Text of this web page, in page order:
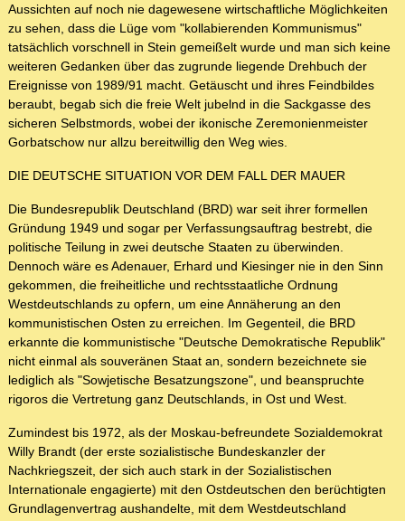
Aussichten auf noch nie dagewesene wirtschaftliche Möglichkeiten
zu sehen, dass die Lüge vom "kollabierenden Kommunismus"
tatsächlich vorschnell in Stein gemeißelt wurde und man sich keine
weiteren Gedanken über das zugrunde liegende Drehbuch der
Ereignisse von 1989/91 macht. Getäuscht und ihres Feindbildes
beraubt, begab sich die freie Welt jubelnd in die Sackgasse des
sicheren Selbstmords, wobei der ikonische Zeremonienmeister
Gorbatschow nur allzu bereitwillig den Weg wies.
DIE DEUTSCHE SITUATION VOR DEM FALL DER MAUER
Die Bundesrepublik Deutschland (BRD) war seit ihrer formellen
Gründung 1949 und sogar per Verfassungsauftrag bestrebt, die
politische Teilung in zwei deutsche Staaten zu überwinden.
Dennoch wäre es Adenauer, Erhard und Kiesinger nie in den Sinn
gekommen, die freiheitliche und rechtsstaatliche Ordnung
Westdeutschlands zu opfern, um eine Annäherung an den
kommunistischen Osten zu erreichen. Im Gegenteil, die BRD
erkannte die kommunistische "Deutsche Demokratische Republik"
nicht einmal als souveränen Staat an, sondern bezeichnete sie
lediglich als "Sowjetische Besatzungszone", und beanspruchte
rigoros die Vertretung ganz Deutschlands, in Ost und West.
Zumindest bis 1972, als der Moskau-befreundete Sozialdemokrat
Willy Brandt (der erste sozialistische Bundeskanzler der
Nachkriegszeit, der sich auch stark in der Sozialistischen
Internationale engagierte) mit den Ostdeutschen den berüchtigten
Grundlagenvertrag aushandelte, mit dem Westdeutschland